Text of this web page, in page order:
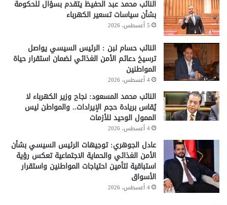
النائب محمد عبد الحفيظ يتقدم بسؤال للحكومة
بشأن سياسات تسعير الكهرباء
5 أغسطس، 2026
النائب حسام لبن : الرئيس السيسي يواصل
ترسيخ دعائم الأمن الغذائي لضمان استقرار حياة
المواطنين
4 أغسطس، 2026
النائب محمد المسعود: نجاح وزير الكهرباء لا
يُقاس بريادة حجم الإيرادات.. والمواطن ليس
الممول الوحيد للأزمات
4 أغسطس، 2026
عادل الجوهري: توجيهات الرئيس السيسي بشأن
الأمن الغذائي والحماية الاجتماعية تعكس رؤية
استباقية لتأمين احتياجات المواطنين واستقرار
الأسواق
4 أغسطس، 2026